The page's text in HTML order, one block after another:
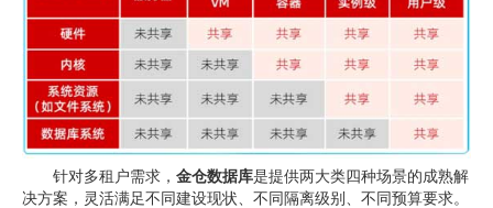
针对多租户需求， 金仓数据库是提供两大类四种场景的成熟解
决方案，灵活满足不同建设现状、不同隔离级别、不同预算要求。